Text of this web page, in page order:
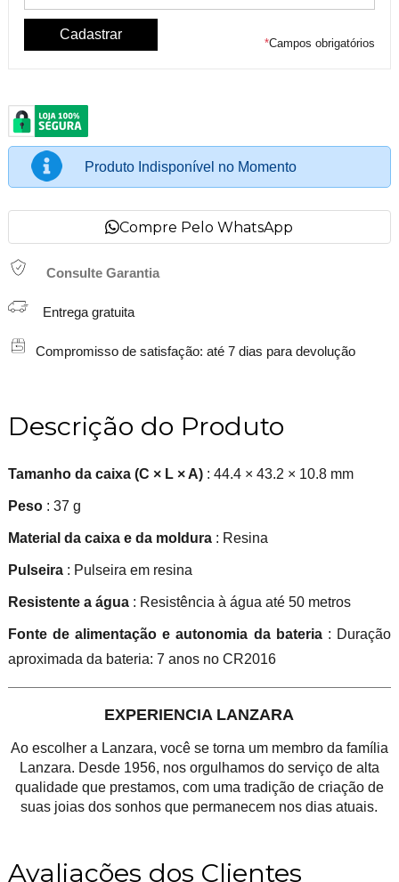
*Campos obrigatórios
Produto Indisponível no Momento
Compre Pelo WhatsApp
Consulte Garantia
Entrega gratuita
Compromisso de satisfação: até 7 dias para devolução
Descrição do Produto
Tamanho da caixa (C × L × A) : 44.4 × 43.2 × 10.8 mm
Peso: 37 g
Material da caixa e da moldura: Resina
Pulseira: Pulseira em resina
Resistente a água: Resistência à água até 50 metros
Fonte de alimentação e autonomia da bateria : Duração
aproximada da bateria: 7 anos no CR2016
EXPERIENCIA LANZARA
Ao escolher a Lanzara, você se torna um membro da família
Lanzara. Desde 1956, nos orgulhamos do serviço de alta
qualidade que prestamos, com uma tradição de criação de
suas joias dos sonhos que permanecem nos dias atuais.
Avaliações dos Clientes